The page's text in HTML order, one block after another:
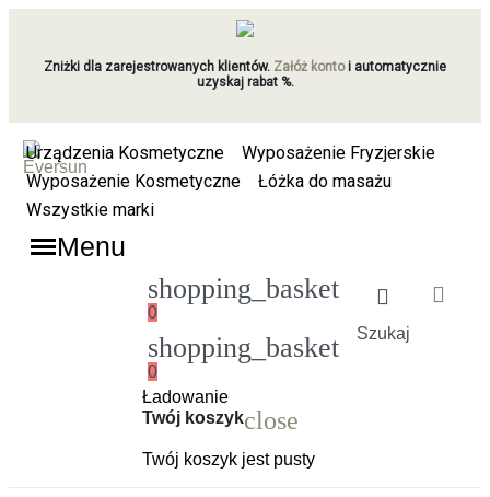
Zniżki dla zarejestrowanych klientów. Załóż kontoi automatycznie
uzyskaj rabat %.
Szukaj
shopping_basket
0
shopping_basket
0
Ładowanie
Twój koszykclose
Twój koszyk jest pusty
Urządzenia Kosmetyczne
Wyposażenie Fryzjerskie
Wyposażenie Kosmetyczne
Łóżka do masażu
Wszystkie marki
Menu